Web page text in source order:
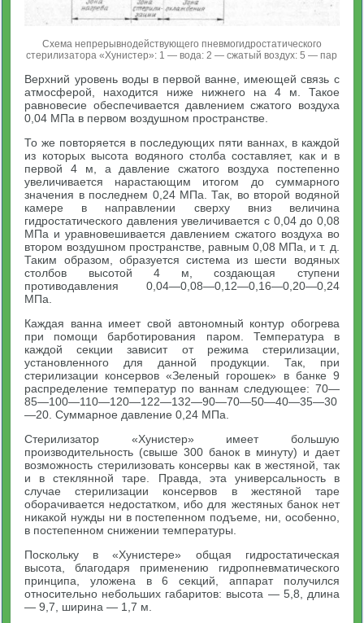
Схема непрерывнодействующего пневмогидростатического
стерилизатора «Хунистер»: 1 — вода: 2 — сжатый воздух: 5 — пар
Верхний уровень воды в первой ванне, имеющей связь с
атмосферой, находится ниже нижнего на 4 м. Такое
равновесие обеспечивается давлением сжатого воздуха
0,04 МПа в первом воздушном пространстве.
То же повторяется в последующих пяти ваннах, в каждой
из которых высота водяного столба составляет, как и в
первой 4 м, а давление сжатого воздуха постепенно
увеличивается нарастающим итогом до суммарного
значения в последнем 0,24 МПа. Так, во второй водяной
камере в направлении сверху вниз величина
гидростатического давления увеличивается с 0,04 до 0,08
МПа и уравновешивается давлением сжатого воздуха во
втором воздушном пространстве, равным 0,08 МПа, и т. д.
Таким образом, образуется система из шести водяных
столбов высотой 4 м, создающая ступени
противодавления 0,04—0,08—0,12—0,16—0,20—0,24
МПа.
Каждая ванна имеет свой автономный контур обогрева
при помощи барботирования паром. Температура в
каждой секции зависит от режима стерилизации,
установленного для данной продукции. Так, при
стерилизации консервов «Зеленый горошек» в банке 9
распределение температур по ваннам следующее: 70—
85—100—110—120—122—132—90—70—50—40—35—30
—20. Суммарное давление 0,24 МПа.
Стерилизатор «Хунистер» имеет большую
производительность (свыше 300 банок в минуту) и дает
возможность стерилизовать консервы как в жестяной, так
и в стеклянной таре. Правда, эта универсальность в
случае стерилизации консервов в жестяной таре
оборачивается недостатком, ибо для жестяных банок нет
никакой нужды ни в постепенном подъеме, ни, особенно,
в постепенном снижении температуры.
Поскольку в «Хунистере» общая гидростатическая
высота, благодаря применению гидропневматического
принципа, уложена в 6 секций, аппарат получился
относительно небольших габаритов: высота — 5,8, длина
— 9,7, ширина — 1,7 м.